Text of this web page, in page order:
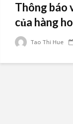
Thông báo
của hàng
Tao Thi Hue